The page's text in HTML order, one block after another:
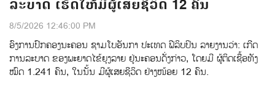
ລະບາດ ເຮັດໃຫ້ມີຜູ້ເສຍຊີວິດ 12 ຄົນ
8/5/2026 12:46:00 PM
ອົງການ​ປົກ​ຄອງນະຄອນ ຊາມໂບ​ອັນກາ ປະເທດ ຟີລິບປິນ ລາຍ​ງານວ່າ: ເກີດ​
ການລະບາດ ​ຂອງພະຍາດໄຂ້ຍຸງລາຍ ຢູ່ນະຄອນດັ່ງກ່າວ, ໂດຍມີ ຜູ້ຕິດເຊື້ອ​ທັງ​
ໝົດ 1.241 ຄົນ, ໃນນັ້ນ ມີຜູ້ເສຍຊີວິດ ຢ່າງໜ້ອຍ 12 ຄົນ.